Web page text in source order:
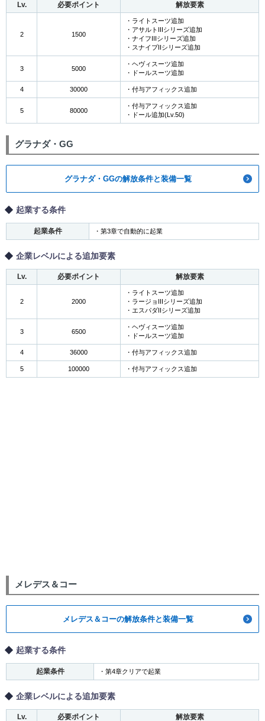
Lv. 必要ポイント 解放要素
2 1500
・ライトスーツ追加
・アサルトIIIシリーズ追加
・ナイフIIIシリーズ追加
・スナイプIIシリーズ追加
3 5000
・ヘヴィスーツ追加
・ドールスーツ追加
4 30000 ・付与アフィックス追加
5 80000
・付与アフィックス追加
・ドール追加(Lv.50)
グラナダ・GG
グラナダ・GGの解放条件と装備一覧
起業する条件
起業条件 ・第3章で自動的に起業
企業レベルによる追加要素
Lv. 必要ポイント 解放要素
2 2000
・ライトスーツ追加
・ラージョIIIシリーズ追加
・エスパダIIシリーズ追加
3 6500
・ヘヴィスーツ追加
・ドールスーツ追加
4 36000 ・付与アフィックス追加
5 100000 ・付与アフィックス追加
メレデス＆コー
メレデス＆コーの解放条件と装備一覧
起業する条件
起業条件 ・第4章クリアで起業
企業レベルによる追加要素
Lv. 必要ポイント 解放要素